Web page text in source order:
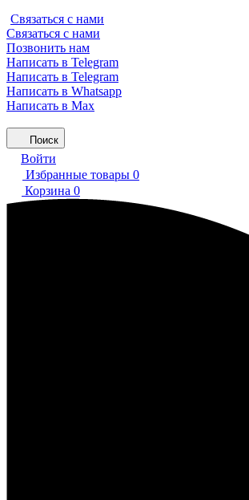
Связаться с нами
Связаться с нами
Позвонить нам
Написать в Telegram
Написать в Telegram
Написать в Whatsapp
Написать в Max
Поиск
Войти
Избранные товары 0
Корзина 0